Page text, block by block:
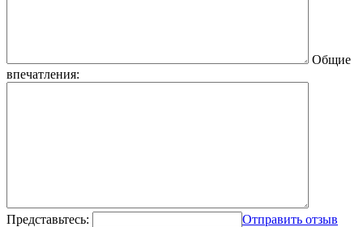
Общие
впечатления:
Представьтесь: Отправить отзыв